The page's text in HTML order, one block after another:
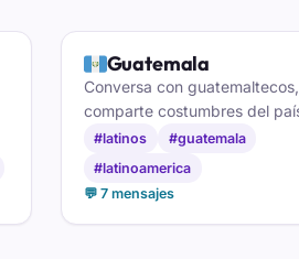
🇬🇹Guatemala
Conversa con guatemaltecos,
comparte costumbres del
la eterna primavera y haz
en el chat de Guatemala.
#latinos
#guatemala
#latinoamerica
💬 7 mensajes